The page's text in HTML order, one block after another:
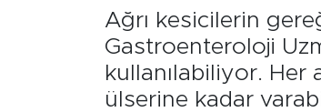
Ağrı kesicilerin
Gastroenteroloji
kullanılabiliyor. Her
ülserine kadar
Gündem
Haber Arşivi